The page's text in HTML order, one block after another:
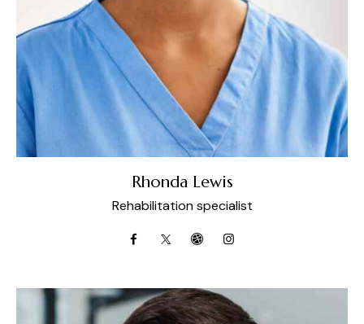
Rhonda Lewis
Rehabilitation specialist